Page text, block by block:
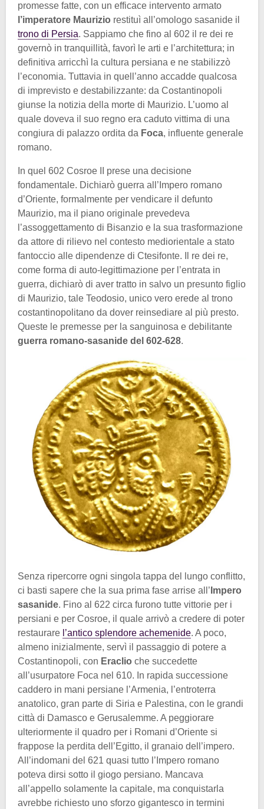
promesse fatte, con un efficace intervento armato
l’imperatore Maurizio restituì all’omologo sasanide il
trono di Persia. Sappiamo che fino al 602 il re dei re
governò in tranquillità, favorì le arti e l’architettura; in
definitiva arricchì la cultura persiana e ne stabilizzò
l’economia. Tuttavia in quell’anno accadde qualcosa
di imprevisto e destabilizzante: da Costantinopoli
giunse la notizia della morte di Maurizio. L’uomo al
quale doveva il suo regno era caduto vittima di una
congiura di palazzo ordita da Foca, influente generale
romano.
In quel 602 Cosroe II prese una decisione
fondamentale. Dichiarò guerra all’Impero romano
d’Oriente, formalmente per vendicare il defunto
Maurizio, ma il piano originale prevedeva
l’assoggettamento di Bisanzio e la sua trasformazione
da attore di rilievo nel contesto mediorientale a stato
fantoccio alle dipendenze di Ctesifonte. Il re dei re,
come forma di auto-legittimazione per l’entrata in
guerra, dichiarò di aver tratto in salvo un presunto figlio
di Maurizio, tale Teodosio, unico vero erede al trono
costantinopolitano da dover reinsediare al più presto.
Queste le premesse per la sanguinosa e debilitante
guerra romano-sasanide del 602-628.
Senza ripercorre ogni singola tappa del lungo conflitto,
ci basti sapere che la sua prima fase arrise all’ Impero
sasanide. Fino al 622 circa furono tutte vittorie per i
persiani e per Cosroe, il quale arrivò a credere di poter
restaurare l’antico splendore achemenide. A poco,
almeno inizialmente, servì il passaggio di potere a
Costantinopoli, con Eraclio che succedette
all’usurpatore Foca nel 610. In rapida successione
caddero in mani persiane l’Armenia, l’entroterra
anatolico, gran parte di Siria e Palestina, con le grandi
città di Damasco e Gerusalemme. A peggiorare
ulteriormente il quadro per i Romani d’Oriente si
frappose la perdita dell’Egitto, il granaio dell’impero.
All’indomani del 621 quasi tutto l’Impero romano
poteva dirsi sotto il giogo persiano. Mancava
all’appello solamente la capitale, ma conquistarla
avrebbe richiesto uno sforzo gigantesco in termini